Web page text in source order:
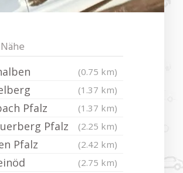
(0.75 km)
(1.37 km)
Pfalz (1.37 km)
Pfalz (2.25 km)
Pfalz (2.42 km)
(2.75 km)